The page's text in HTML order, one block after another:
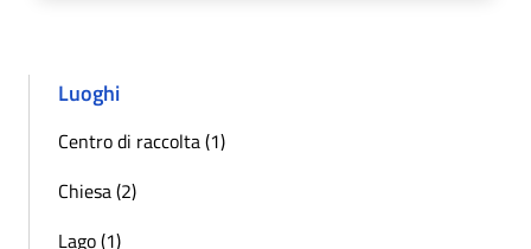
Luoghi
Centro di raccolta (1)
Chiesa (2)
Lago (1)